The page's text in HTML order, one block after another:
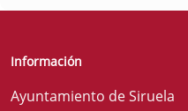
Información
Ayuntamiento de Siruela